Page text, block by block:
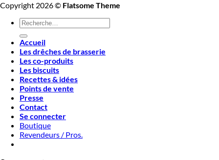
Copyright 2026 © Flatsome Theme
Recherche
pour :
Accueil
Les drêches de brasserie
Les co-produits
Les biscuits
Recettes & idées
Points de vente
Presse
Contact
Se connecter
Boutique
Revendeurs / Pros.